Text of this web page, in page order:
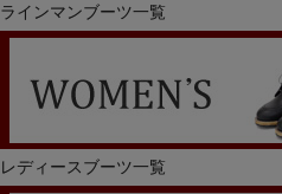
ラインマンブーツ一覧
レディースブーツ一覧